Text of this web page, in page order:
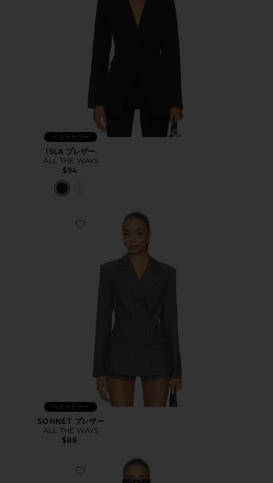
ベストセラー
ISLA ブレザー
ALL THE WAYS
$94
Favorite SONNET ブレザー
ベストセラー
SONNET ブレザー
ALL THE WAYS
$88
Favorite AUBRIELLA ブレザー